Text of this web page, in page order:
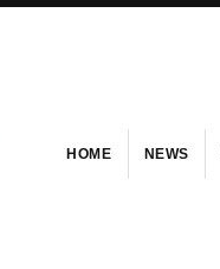
HOME NEWS